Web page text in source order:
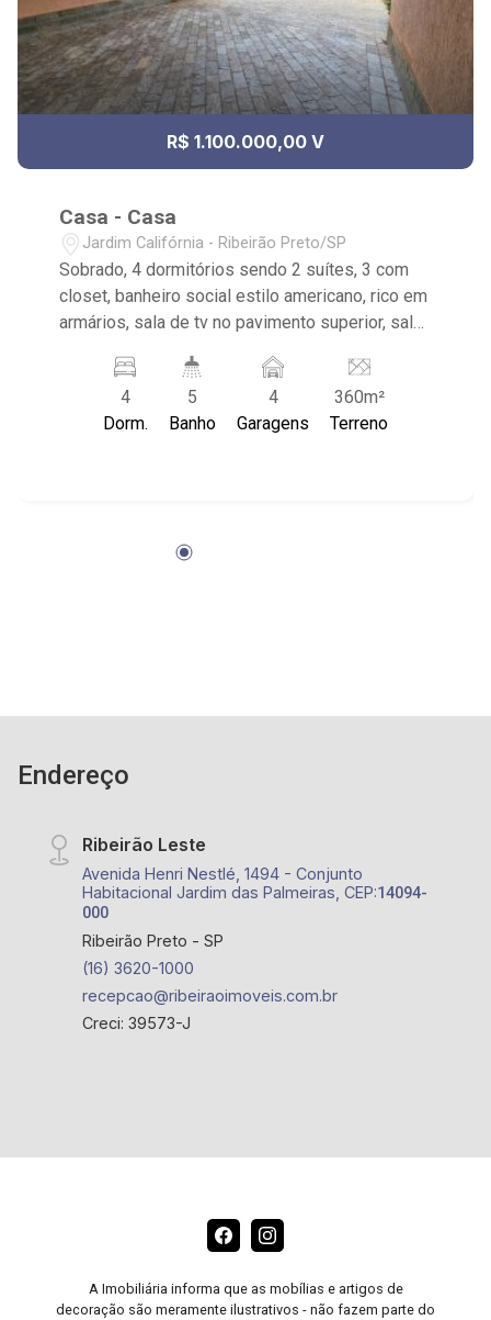
R$ 1.100.000,00 V
Casa - Casa
Jardim Califórnia - Ribeirão Preto/SP
Sobrado, 4 dormitórios sendo 2 suítes, 3 com
closet, banheiro social estilo americano, rico em
armários, sala de tv no pavimento superior, sala
cozinha planejada, lavanderia, varanda gourmet,
piscina, vestiário, quarto de despejo 3 vagas.
Excelente para clínicas, escritório, residência,
4
Dorm.
5
Banho
4
Garagens
360m²
Terreno
Endereço
Ribeirão Leste
Avenida Henri Nestlé, 1494 - Conjunto
Habitacional Jardim das Palmeiras, CEP:14094-
000
Ribeirão Preto - SP
(16) 3620-1000
recepcao@ribeiraoimoveis.com.br
Creci: 39573-J
A Imobiliária informa que as mobílias e artigos de
decoração são meramente ilustrativos - não fazem parte do